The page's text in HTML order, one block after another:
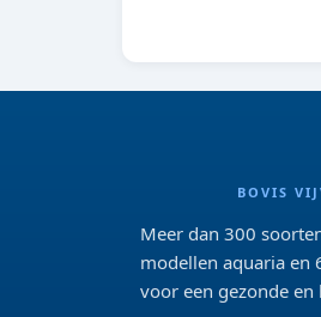
BOVIS
Meer dan 300
modellen aquaria en
voor een gezonde en